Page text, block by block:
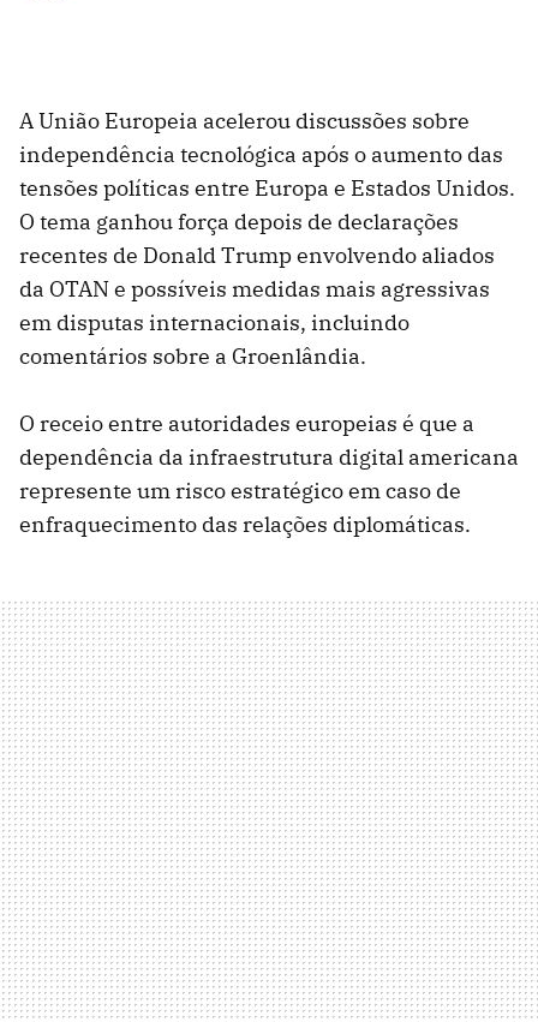
A União Europeia acelerou discussões sobre
independência tecnológica após o aumento das
tensões políticas entre Europa e Estados Unidos.
O tema ganhou força depois de declarações
recentes de Donald Trump envolvendo aliados
da OTAN e possíveis medidas mais agressivas
em disputas internacionais, incluindo
comentários sobre a Groenlândia.
O receio entre autoridades europeias é que a
dependência da infraestrutura digital americana
represente um risco estratégico em caso de
enfraquecimento das relações diplomáticas.